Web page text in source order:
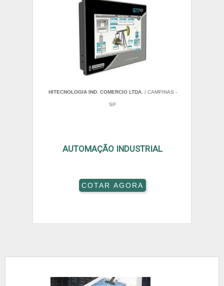
HITECNOLOGIA IND. COMERCIO LTDA. / CAMPINAS -
SP
AUTOMAÇÃO INDUSTRIAL
COTAR AGORA